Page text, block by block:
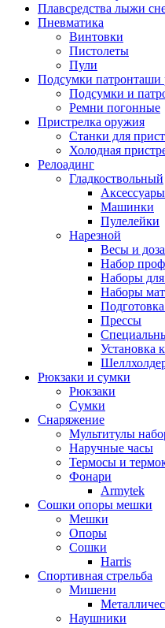
Плавсредства лыжи
Пневматика
Винтовки
Пистолеты
Пули
Подсумки патронташи
Подсумки и
Ремни погонные
Пристрелка оружия
Станки для
Холодная
Релоадинг
Гладкоствольный
Аксессуары
Машинки
Пулелейки
Нарезной
Весы и
Набор
Наборы для
Наборы
Прессы
Установка
Рюкзаки и сумки
Рюкзаки
Сумки
Снаряжение
Мультитулы
Наручные часы
Термосы и
Фонари
Armytek
Сошки опоры мешки
Мешки
Опоры
Сошки
Harris
Спортивная стрельба
Мишени
Наушники